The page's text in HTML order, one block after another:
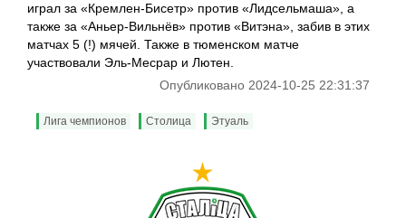
играл за «Кремлен-Бисетр» против «Лидсельмаша», а
также за «Аньер-Вильнёв» против «Витэна», забив в этих
матчах 5 (!) мячей. Также в тюменском матче
участвовали Эль-Месрар и Лютен.
Опубликовано 2024-10-25 22:31:37
Лига чемпионов Столица Этуаль